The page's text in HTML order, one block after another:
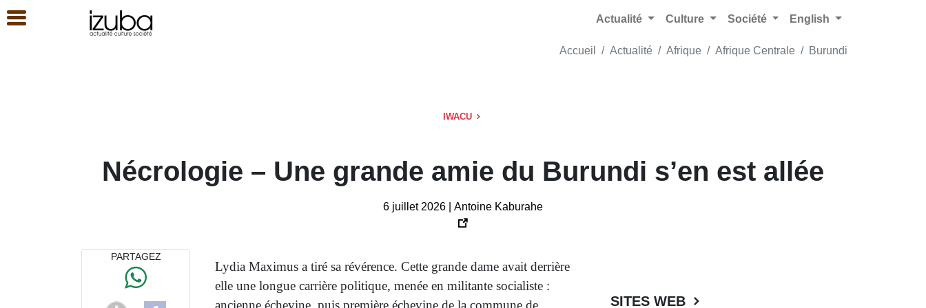
Actualité Culture Société English
Accueil Actualité Afrique Afrique Centrale Burundi
IWACU
Nécrologie – Une grande amie du Burundi s’en est allée
6 juillet 2026 | Antoine Kaburahe
Lydia Maximus a tiré sa révérence. Cette grande dame avait derrière
elle une longue carrière politique, menée en militante socialiste :
ancienne échevine, puis première échevine de la commune de
PARTAGEZ
SITES WEB